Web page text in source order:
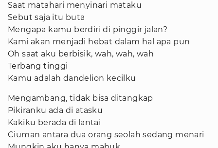
Saat matahari menyinari mataku
Sebut saja itu buta
Mengapa kamu berdiri di pinggir jalan?
Kami akan menjadi hebat dalam hal apa pun
Oh saat aku berbisik, wah, wah, wah
Terbang tinggi
Kamu adalah dandelion kecilku
Mengambang, tidak bisa ditangkap
Pikiranku ada di atasku
Kakiku berada di lantai
Ciuman antara dua orang seolah sedang menari